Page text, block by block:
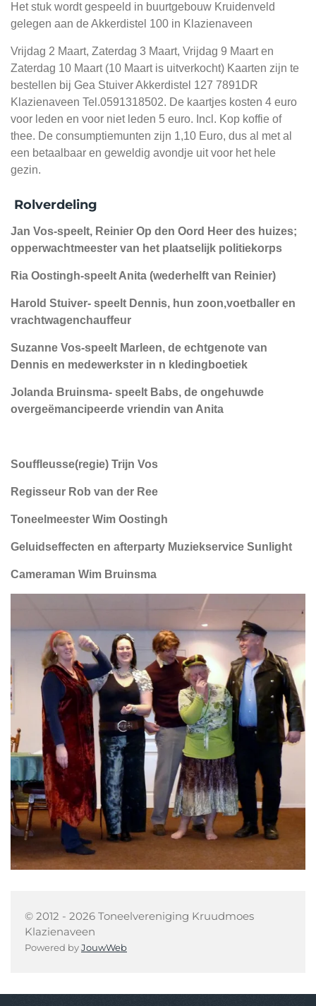
Het stuk wordt gespeeld in buurtgebouw Kruidenveld
gelegen aan de Akkerdistel 100 in Klazienaveen
Vrijdag 2 Maart, Zaterdag 3 Maart, Vrijdag 9 Maart en
Zaterdag 10 Maart (10 Maart is uitverkocht) Kaarten zijn te
bestellen bij Gea Stuiver Akkerdistel 127 7891DR
Klazienaveen Tel.0591318502. De kaartjes kosten 4 euro
voor leden en voor niet leden 5 euro. Incl. Kop koffie of
thee. De consumptiemunten zijn 1,10 Euro, dus al met al
een betaalbaar en geweldig avondje uit voor het hele
gezin.
Rolverdeling
Jan Vos-speelt, Reinier Op den Oord Heer des huizes;
opperwachtmeester van het plaatselijk politiekorps
Ria Oostingh-speelt Anita (wederhelft van Reinier)
Harold Stuiver- speelt Dennis, hun zoon,voetballer en
vrachtwagenchauffeur
Suzanne Vos-speelt Marleen, de echtgenote van
Dennis en medewerkster in n kledingboetiek
Jolanda Bruinsma- speelt Babs, de ongehuwde
overgeëmancipeerde vriendin van Anita
Souffleusse(regie) Trijn Vos
Regisseur Rob van der Ree
Toneelmeester Wim Oostingh
Geluidseffecten en afterparty Muziekservice Sunlight
Cameraman Wim Bruinsma
© 2012 - 2026 Toneelvereniging Kruudmoes
Klazienaveen
Powered by JouwWeb